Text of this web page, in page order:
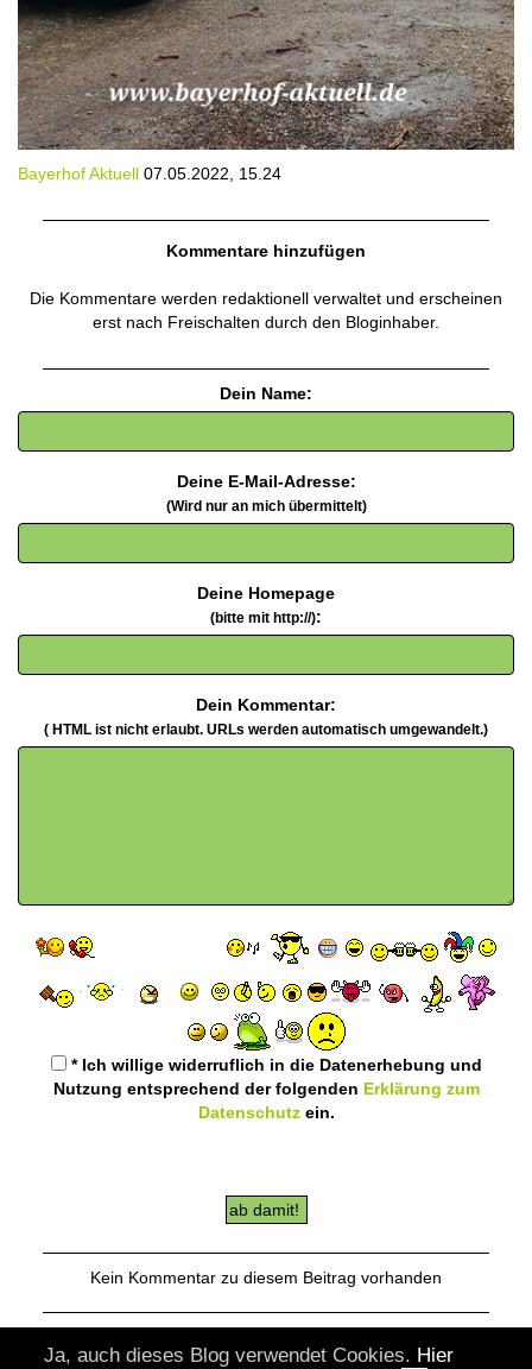
Bayerhof Aktuell 07.05.2022, 15.24
Kommentare hinzufügen
Die Kommentare werden redaktionell verwaltet und erscheinen
erst nach Freischalten durch den Bloginhaber.
Dein Name:
Deine E-Mail-Adresse:
(Wird nur an mich übermittelt)
Deine Homepage
(bitte mit http://):
Dein Kommentar:
( HTML ist nicht erlaubt. URLs werden automatisch umgewandelt.)
* Ich willige widerruflich in die Datenerhebung und
Nutzung entsprechend der folgenden Erklärung zum
Datenschutzein.
Kein Kommentar zu diesem Beitrag vorhanden
Ja, auch dieses Blog verwendet Cookies. Hier